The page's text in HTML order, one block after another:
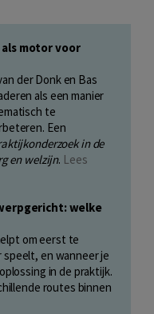
motor voor
der Donk en Bas
als een manier
te
Een
in de
en welzijn. Lees
welke
om eerst te
en wanneer je
in de praktijk.
routes binnen